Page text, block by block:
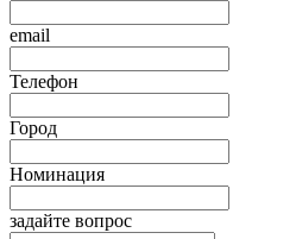
email
Телефон
Город
Номинация
задайте вопрос